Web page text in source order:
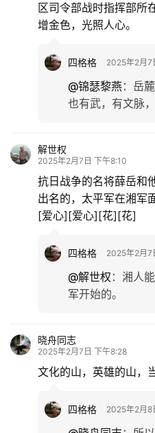
区司令部战时指挥部所
增金色，光照人心。
四格格 2025年2月7
@锦瑟黎燕： 岳
也有武，有文脉，
解世权
2025年2月7日 下午8:10
抗日战争的名将薛岳和
出名的，太平军在湘军
[爱心][爱心][花][花]
四格格 2025年2月7
@解世权 ： 湘人
军开始的。
晓舟同志
2025年2月7日 下午8:28
文化的山，英雄的山，
四格格 2025年2月8